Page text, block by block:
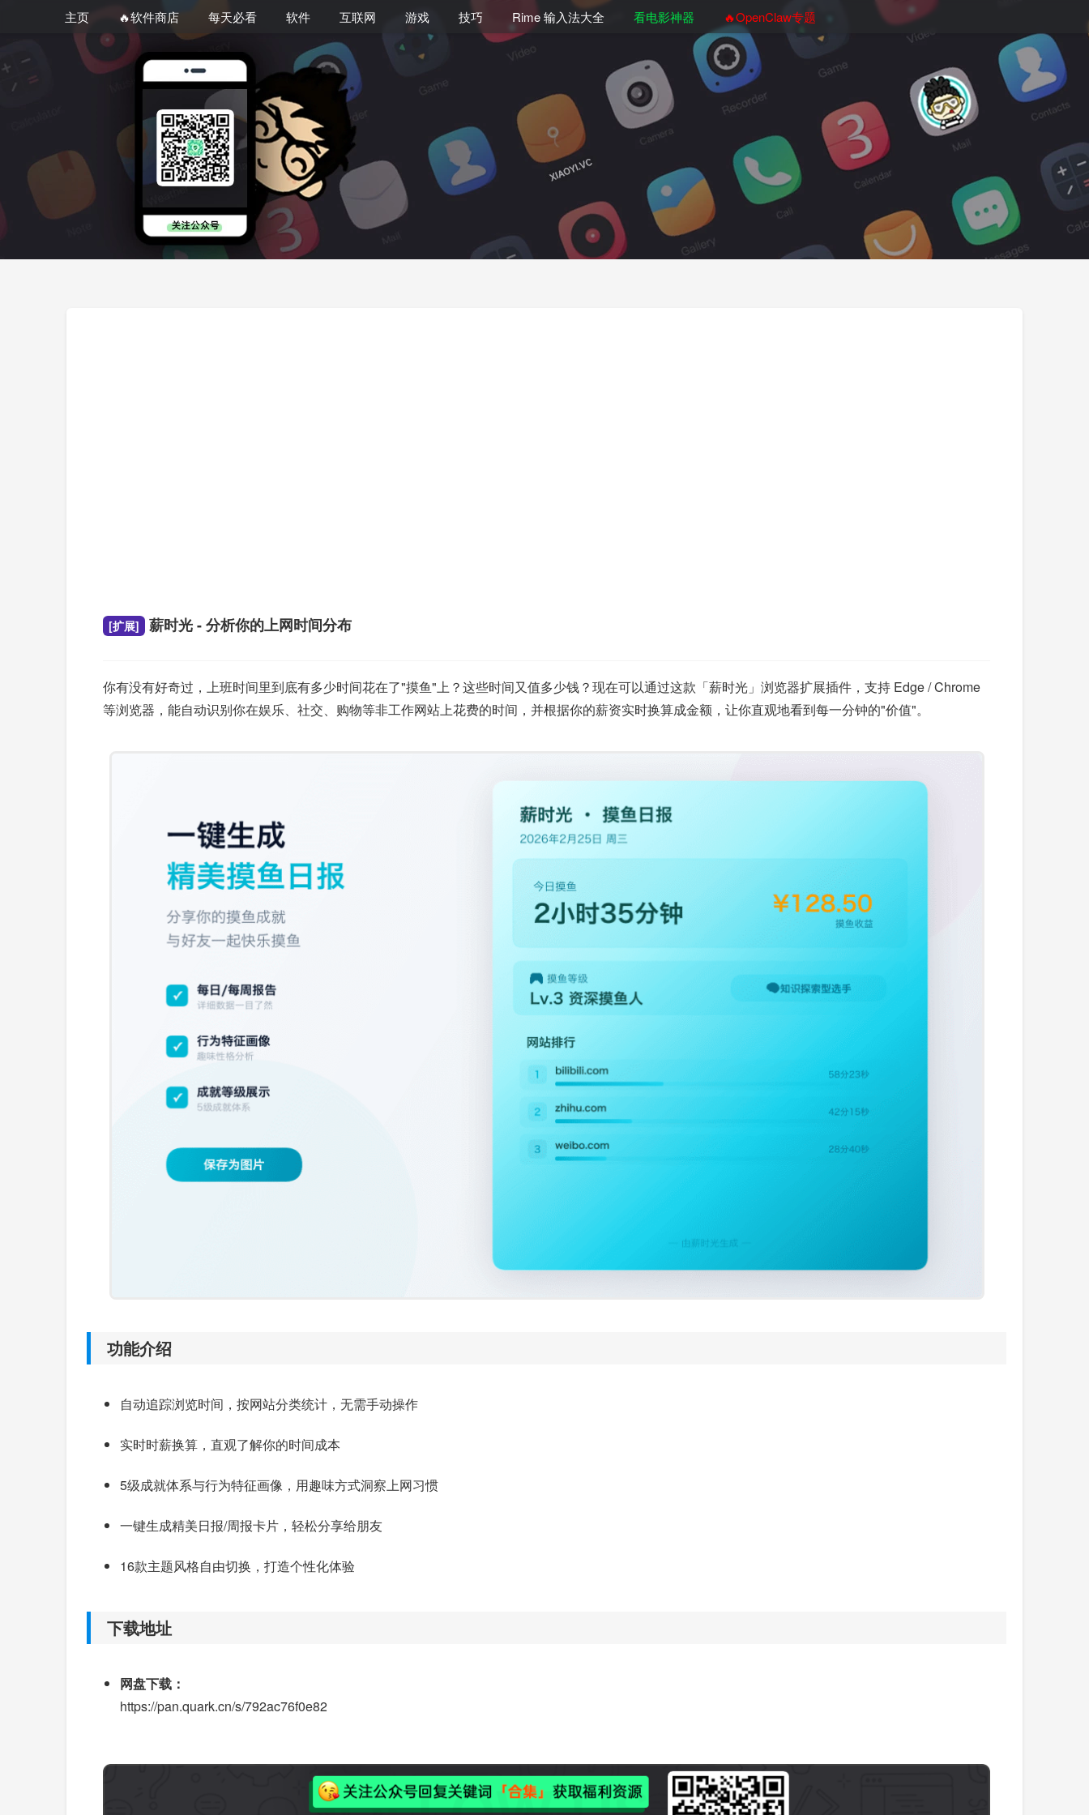
主页 🔥软件商店 每天必看 软件 互联网 游戏 技巧 Rime 输入法大全 看电影神器 🔥OpenClaw专题
[扩展] 薪时光 - 分析你的上网时间分布
你有没有好奇过，上班时间里到底有多少时间花在了"摸鱼"上？这些时间又值多少钱？现在可以通过这款「薪时光」浏览器扩展插件，支持 Edge / Chrome
等浏览器，能自动识别你在娱乐、社交、购物等非工作网站上花费的时间，并根据你的薪资实时换算成金额，让你直观地看到每一分钟的"价值"。
功能介绍
自动追踪浏览时间，按网站分类统计，无需手动操作
实时时薪换算，直观了解你的时间成本
5级成就体系与行为特征画像，用趣味方式洞察上网习惯
一键生成精美日报/周报卡片，轻松分享给朋友
16款主题风格自由切换，打造个性化体验
下载地址
网盘下载：
https://pan.quark.cn/s/792ac76f0e82